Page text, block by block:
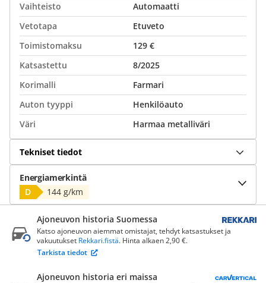
Vaihteisto
Automaatti
Vetotapa
Etuveto
Toimistomaksu
129 €
Katsastettu
8/2025
Korimalli
Farmari
Auton tyyppi
Henkilöauto
Väri
Harmaa metalliväri
Tekniset tiedot
Energiamerkintä
D
144 g/km
Ajoneuvon historia Suomessa
Katso ajoneuvon aiemmat omistajat, tehdyt katsastukset ja
vakuutukset Rekkari.fistä. Hinta alkaen 2,90 €.
Tarkista tiedot
Ajoneuvon historia eri maissa